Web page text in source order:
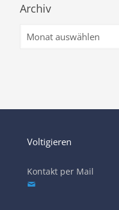
Archiv
Voltigieren
Kontakt per Mail